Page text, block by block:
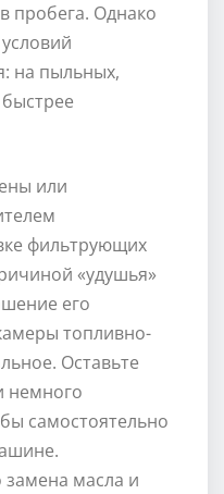
пробега. Однако
на пыльных,
или
фильтрующих
«удушья»
его
топливно-
Оставьте
немного
самостоятельно
масла и